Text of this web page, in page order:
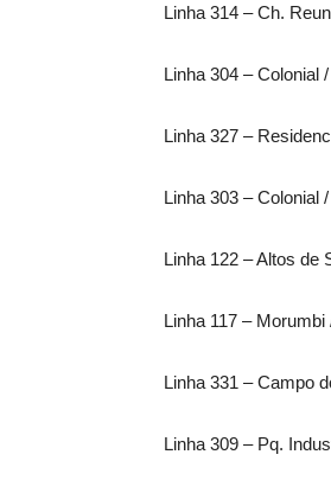
Linha 314 – Ch.
Linha 304 – Colonial
Linha 327 –
Linha 303 – Colonial
Linha 122 – Altos de
Linha 117 – Morumbi
Linha 331 – Campo
Linha 309 – Pq.